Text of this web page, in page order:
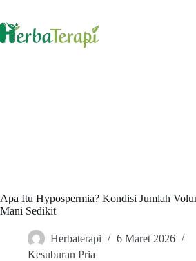
content
Apa Itu Hypospermia? Kondisi Jumlah
Mani Sedikit
Herbaterapi
6 Maret 2026
Kesuburan Pria